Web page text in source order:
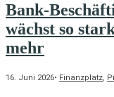
Bank-
wächst so
mehr
16. Juni 2026• Finanzplatz,